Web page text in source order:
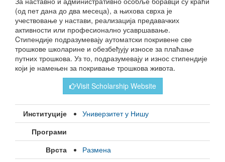
(од пет дана до два месеца), а њихова сврха је
учествовање у настави, реализација предавачких
активности или професионално усавршавање.
Cтипендије подразумевају аутоматски покривене све
трошкове школарине и обезбеђују износе за плаћање
путних трошкова. Уз то, подразумевају и износ стипендије
који је намењен за покривање трошкова живота.
Visit Scholarship Website
Институције
Универзитет у Нишу
Програми
Врста
Размена